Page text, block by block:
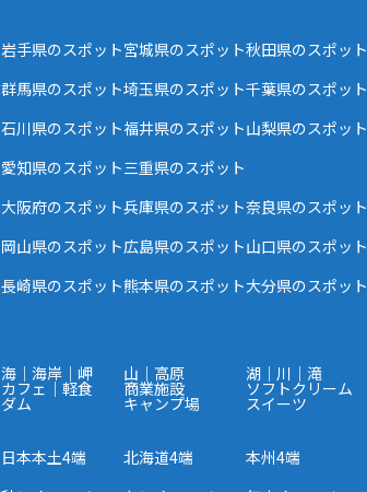
岩手県のスポット宮城県のスポット秋田県のスポット
群馬県のスポット埼玉県のスポット千葉県のスポット
石川県のスポット福井県のスポット山梨県のスポット
愛知県のスポット三重県のスポット
大阪府のスポット兵庫県のスポット奈良県のスポット
岡山県のスポット広島県のスポット山口県のスポット
長崎県のスポット熊本県のスポット大分県のスポット
海｜海岸｜岬 山｜高原 湖｜川｜滝
カフェ｜軽食 商業施設 ソフトクリーム
ダム キャンプ場 スイーツ
日本本土4端 北海道4端 本州4端